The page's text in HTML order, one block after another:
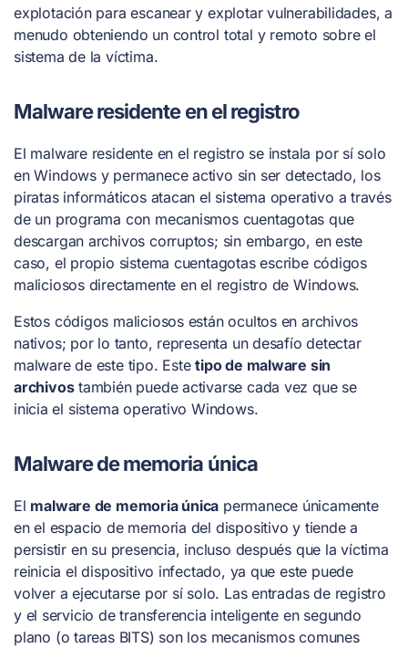
explotación para escanear y explotar vulnerabilidades, a
menudo obteniendo un control total y remoto sobre el
sistema de la víctima.
Malware residente en el registro
El malware residente en el registro se instala por sí solo
en Windows y permanece activo sin ser detectado, los
piratas informáticos atacan el sistema operativo a través
de un programa con mecanismos cuentagotas que
descargan archivos corruptos; sin embargo, en este
caso, el propio sistema cuentagotas escribe códigos
maliciosos directamente en el registro de Windows.
Estos códigos maliciosos están ocultos en archivos
nativos; por lo tanto, representa un desafío detectar
malware de este tipo. Estetipo de malware sin
archivostambién puede activarse cada vez que se
inicia el sistema operativo Windows.
Malware de memoria única
El malware de memoria única permanece únicamente
en el espacio de memoria del dispositivo y tiende a
persistir en su presencia, incluso después que la víctima
reinicia el dispositivo infectado, ya que este puede
volver a ejecutarse por sí solo. Las entradas de registro
y el servicio de transferencia inteligente en segundo
plano (o tareas BITS) son los mecanismos comunes